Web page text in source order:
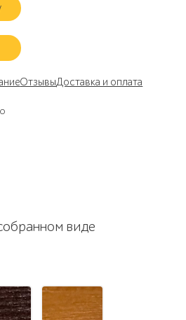
ОтзывыДоставка и оплата
виде